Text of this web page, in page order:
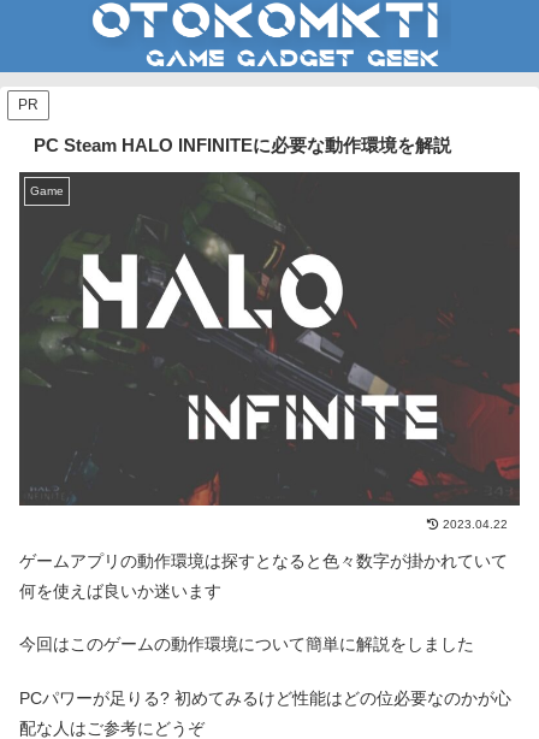
PR
PC Steam HALO INFINITEに必要な動作環境を解説
Game
2023.04.22
ゲームアプリの動作環境は探すとなると色々数字が掛かれていて
何を使えば良いか迷います
今回はこのゲームの動作環境について簡単に解説をしました
PCパワーが足りる? 初めてみるけど性能はどの位必要なのかが心
配な人はご参考にどうぞ